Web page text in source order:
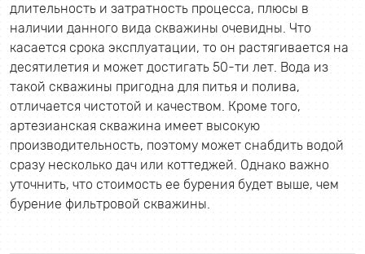
длительность и затратность процесса, плюсы в
наличии данного вида скважины очевидны. Что
касается срока эксплуатации, то он растягивается на
десятилетия и может достигать 50-ти лет. Вода из
такой скважины пригодна для питья и полива,
отличается чистотой и качеством. Кроме того,
артезианская скважина имеет высокую
производительность, поэтому может снабдить водой
сразу несколько дач или коттеджей. Однако важно
уточнить, что стоимость ее бурения будет выше, чем
бурение фильтровой скважины.